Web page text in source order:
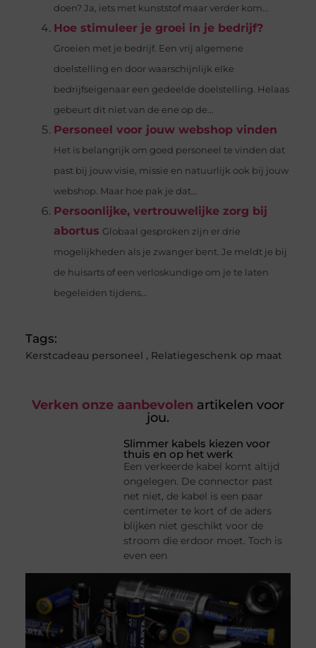
doen? Ja, iets met kunststof maar verder kom...
Hoe stimuleer je groei in je bedrijf?
Groeien met je bedrijf. Een vrij algemene
doelstelling en door waarschijnlijk elke
bedrijfseigenaar een gedeelde doelstelling. Helaas
gebeurt dit niet van de ene op de...
Personeel voor jouw webshop vinden
Het is belangrijk om goed personeel te vinden dat
past bij jouw visie, missie en natuurlijk ook bij jouw
webshop. Maar hoe pak je dat...
Persoonlijke, vertrouwelijke zorg bij
abortus Globaal gesproken zijn er drie
mogelijkheden als je zwanger bent. Je meldt je bij
de huisarts of een verloskundige om je te laten
begeleiden tijdens...
Tags:
Kerstcadeau personeel , Relatiegeschenk op maat
Verken onze aanbevolen artikelen voor
jou.
Slimmer kabels kiezen voor
thuis en op het werk
Een verkeerde kabel komt altijd
ongelegen. De connector past
net niet, de kabel is een paar
centimeter te kort of de aders
blijken niet geschikt voor de
stroom die erdoor moet. Toch is
even een